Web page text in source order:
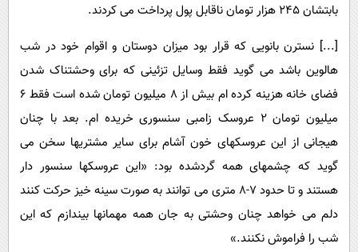
بابتشان ۲۴۵ هزار تومان ناقابل پول پرداخت می کردند.
[...] نسترن بانویی که قرار بود میزان دوستان و اقوام خود در شب
هالوین باشد می گوید فقط وسایل تزئینی که برای وحشتناک شدن
فضای خانه هزینه کرده ام بیش از ۸ میلیون تومان شده است فقط ۶
میلیون تومان ۲ عروسک زامبی سنسوری خریده ام. بعد با چنان
هیجانی از این عروسکهای خون آشام برای سایر مشتریها سخن می
گوید که چشمهای همه گردشده بود: «این عروسکها سنسور دار
هستند و تا حدود ۷-۸ متری می توانند به صورت سینه خیز حرکت کنند
دلم می خواهد چنان وحشتی به جان همه مهمانها بیندازم که این
شب را فراموش نکنند.»